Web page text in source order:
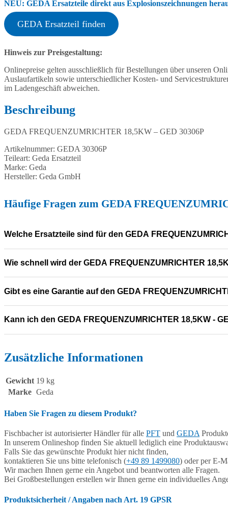
NEU: GEDA Ersatzteile direkt aus Explosionszeichnungen
GEDA Ersatzteil finden
Hinweis zur Preisgestaltung:
Onlinepreise gelten ausschließlich für Bestellungen über unseren
Auslaufartikeln sowie unterschiedlicher Kosten- und
im Ladengeschäft abweichen.
Beschreibung
GEDA FREQUENZUMRICHTER 18,5KW – GED 30306P
Artikelnummer: GEDA 30306P
Teileart: Geda Ersatzteil
Marke: Geda
Hersteller: Geda GmbH
Häufige Fragen zum GEDA
Welche Ersatzteile sind für den GEDA
Wie schnell wird der GEDA FREQUENZUMRICHTER
Gibt es eine Garantie auf den GEDA
Kann ich den GEDA FREQUENZUMRICHTER 18,5KW -
Zusätzliche Informationen
Gewicht 19 kg
Marke Geda
Haben Sie Fragen zu diesem Produkt?
Fischbacher ist autorisierter Händler für alle PFT und GEDA
In unserem Onlineshop finden Sie aktuell lediglich eine
Falls Sie das gewünschte Produkt hier nicht finden,
kontaktieren Sie uns bitte telefonisch (+49 89 1499080) oder per E-
Wir machen Ihnen gerne ein Angebot und beantworten alle Fragen.
Bei Großbestellungen erstellen wir Ihnen gerne ein individuelles
Produktsicherheit / Angaben nach Art. 19 GPSR